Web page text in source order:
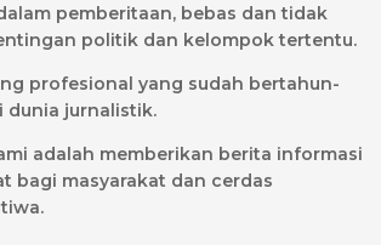
pemberitaan, bebas dan tidak
politik dan kelompok tertentu.
profesional yang sudah bertahun-
dunia jurnalistik.
adalah memberikan berita informasi
bagi masyarakat dan cerdas